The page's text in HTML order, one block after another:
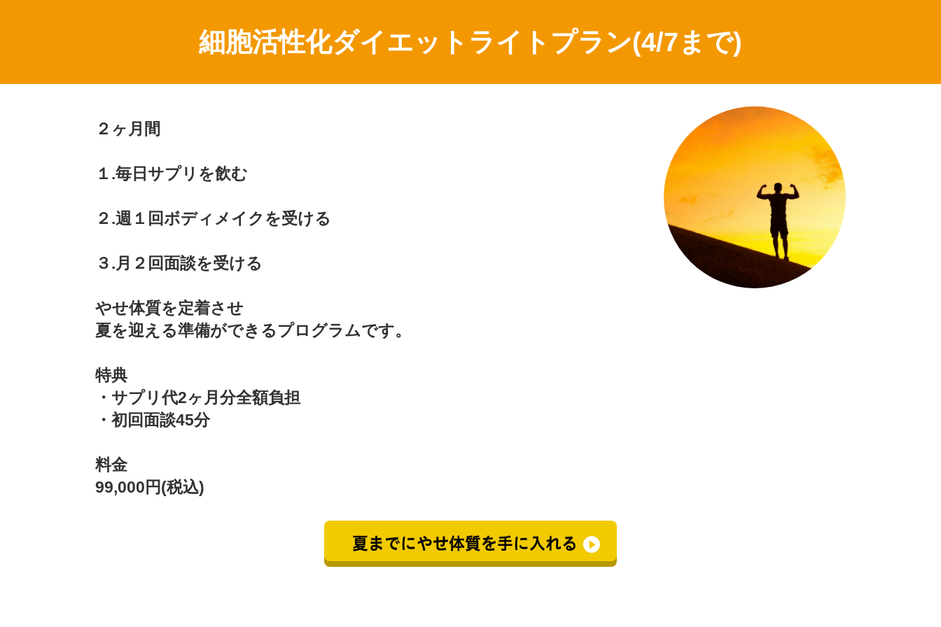
細胞活性化ダイエットライトプラン(4/7まで)
２ヶ月間
１.毎日サプリを飲む
２.週１回ボディメイクを受ける
３.月２回面談を受ける
やせ体質を定着させ
夏を迎える準備ができるプログラムです。
特典
・サプリ代2ヶ月分全額負担
・初回面談45分
料金
99,000円(税込)
夏までにやせ体質を手に入れる